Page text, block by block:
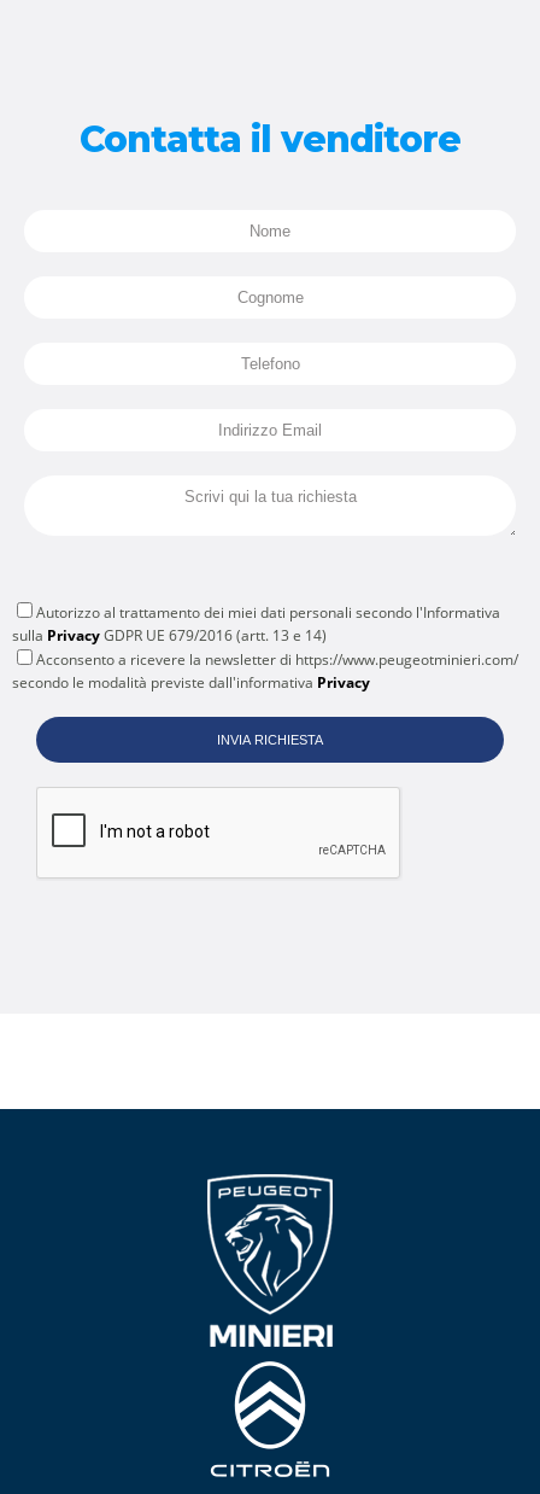
Contatta il venditore
Autorizzo al trattamento dei miei dati personali secondo l'Informativa
sulla PrivacyGDPR UE 679/2016 (artt. 13 e 14)
Acconsento a ricevere la newsletter di https://www.peugeotminieri.com/
secondo le modalità previste dall'informativa Privacy